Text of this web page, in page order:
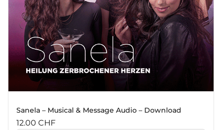
Sanela – Musical & Message Audio – Download
12.00 CHF